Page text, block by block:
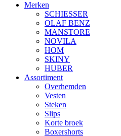
Merken
SCHIESSER
OLAF BENZ
MANSTORE
NOVILA
HOM
SKINY
HUBER
Assortiment
Overhemden
Vesten
Steken
Slips
Korte broek
Boxershorts